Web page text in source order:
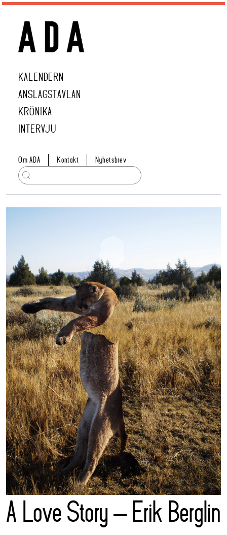
KALENDERN
ANSLAGSTAVLAN
KRÖNIKA
INTERVJU
Om ADA Kontakt Nyhetsbrev
A Love Story – Erik Berglin